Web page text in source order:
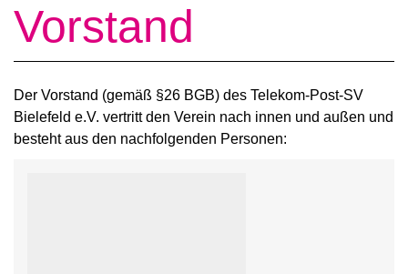
Vorstand
Der Vorstand (gemäß §26 BGB) des Telekom-Post-SV
Bielefeld e.V. vertritt den Verein nach innen und außen und
besteht aus den nachfolgenden Personen: